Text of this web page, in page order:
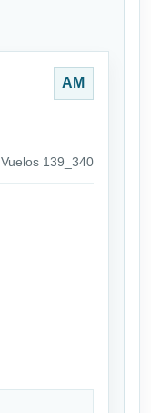
AM
Vuelos 139_340